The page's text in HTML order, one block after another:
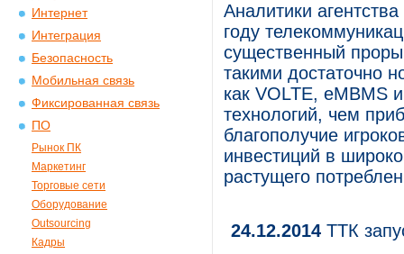
Интернет
Интеграция
Безопасность
Мобильная связь
Фиксированная связь
ПО
Рынок ПК
Маркетинг
Торговые сети
Оборудование
Outsourcing
Кадры
Аналитики
году
существенный
такими достаточно
как VOLTE, eMBMS
технологий, чем
благополучие
инвестиций в
растущего
24.12.2014 ТТК